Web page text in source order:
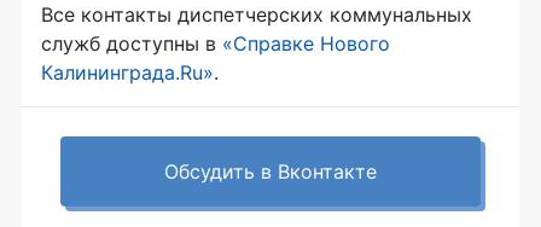
Все контакты диспетчерских коммунальных
служб доступны в «Справке Нового
Калининграда.Ru».
Обсудить в Вконтакте